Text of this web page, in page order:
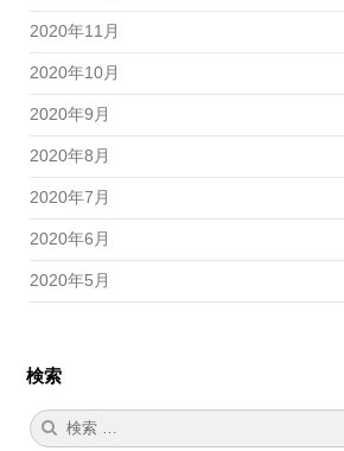
2020年11月
2020年10月
2020年9月
2020年8月
2020年7月
2020年6月
2020年5月
検索
検
索: